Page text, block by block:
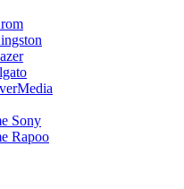
Sony
Rapoo